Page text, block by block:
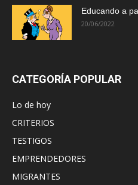
Educando a
20/06/2022
CATEGORÍA POPULAR
Lo de hoy
CRITERIOS
TESTIGOS
EMPRENDEDORES
MIGRANTES